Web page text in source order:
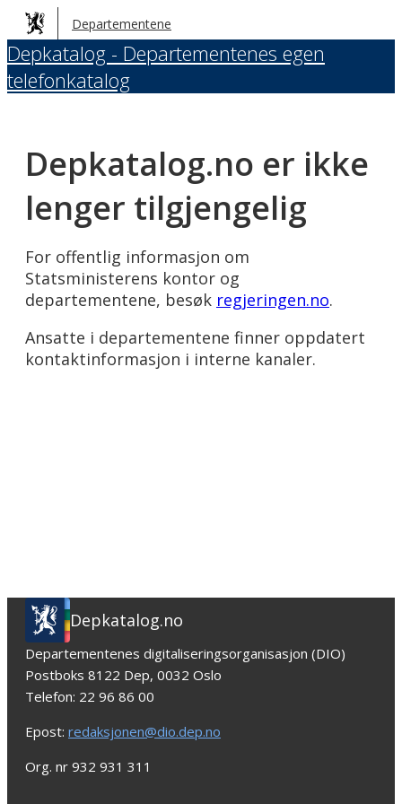
Hopp
til
hovedinnhold
Departementene
Depkatalog - Departementenes egen
telefonkatalog
Depkatalog.no er ikke
lenger tilgjengelig
For offentlig informasjon om
Statsministerens kontor og
departementene, besøk regjeringen.no.
Ansatte i departementene finner oppdatert
kontaktinformasjon i interne kanaler.
Depkatalog.no
Departementenes digitaliseringsorganisasjon (DIO)
Postboks 8122 Dep, 0032 Oslo
Telefon: 22 96 86 00
Epost: redaksjonen@dio.dep.no
Org. nr 932 931 311